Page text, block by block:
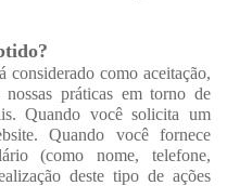
considerado como aceitação,
práticas em torno de
Quando você solicita um
Quando você fornece
(como nome, telefone,
deste tipo de ações